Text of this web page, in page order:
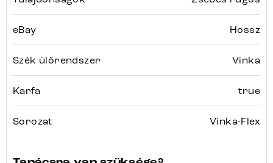
eBay Hossz
Szék ülőrendszer Vinka
Karfa true
Sorozat Vinka-Flex